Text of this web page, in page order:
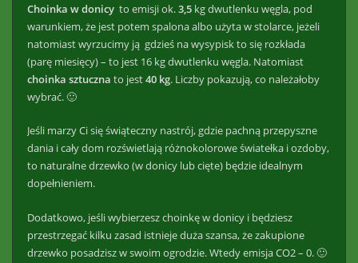
Choinka w donicyto emisji ok.3,5kg dwutlenku węgla, pod
warunkiem, że jest potem spalona albo użyta w stolarce, jeżeli
natomiast wyrzucimy ją gdzieś na wysypisk to się rozkłada
(parę miesięcy) – to jest 16 kg dwutlenku węgla. Natomiast
choinka sztuczna to jest40 kg. Liczby pokazują, co należałoby
wybrać. 🙂
Jeśli marzy Ci się świąteczny nastrój, gdzie pachną przepyszne
dania i cały dom rozświetlają różnokolorowe światełka i ozdoby,
to naturalne drzewko (w donicy lub cięte) będzie idealnym
dopełnieniem.
Dodatkowo, jeśli wybierzesz choinkę w donicy i będziesz
przestrzegać kilku zasad istnieje duża szansa, że zakupione
drzewko posadzisz w swoim ogrodzie. Wtedy emisja CO2 – 0. 🙂